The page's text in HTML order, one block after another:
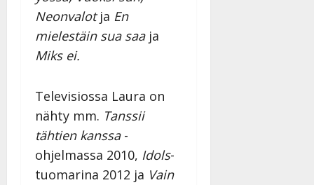
Neonvalotja En
mielestäin sua saaja
Miks ei.
Televisiossa Laura on
nähty mm. Tanssii
tähtien kanssa-
ohjelmassa 2010, Idols-
tuomarina 2012 ja Vain